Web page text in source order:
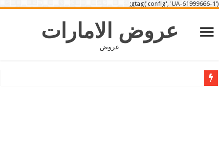
gtag('config', 'UA-61999666-1');
عروض الامارات
عروض